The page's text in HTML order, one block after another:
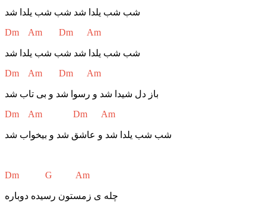
شب شب یلدا شد شب شب یلدا شد
Dm Am Dm Am
شب شب یلدا شد شب شب یلدا شد
Dm Am Dm Am
باز دل شیدا شد و رسوا شد و بی تاب شد
Dm Am Dm Am
شب شب یلدا شد و عاشق شد و بیخواب شد
Dm G Am
چله ی زمستون رسیده دوباره